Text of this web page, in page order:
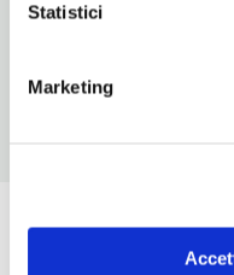
Statistici
Marketing
TELEFONO